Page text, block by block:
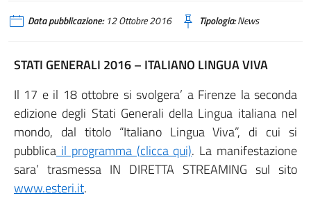
Data pubblicazione:12 Ottobre 2016 Tipologia:News
STATI GENERALI 2016 – ITALIANO LINGUA VIVA
Il 17 e il 18 ottobre si svolgera’ a Firenze la seconda
edizione degli Stati Generali della Lingua italiana nel
mondo, dal titolo “Italiano Lingua Viva”, di cui si
pubblica il programma (clicca qui). La manifestazione
sara’ trasmessa IN DIRETTA STREAMING sul sito
www.esteri.it.